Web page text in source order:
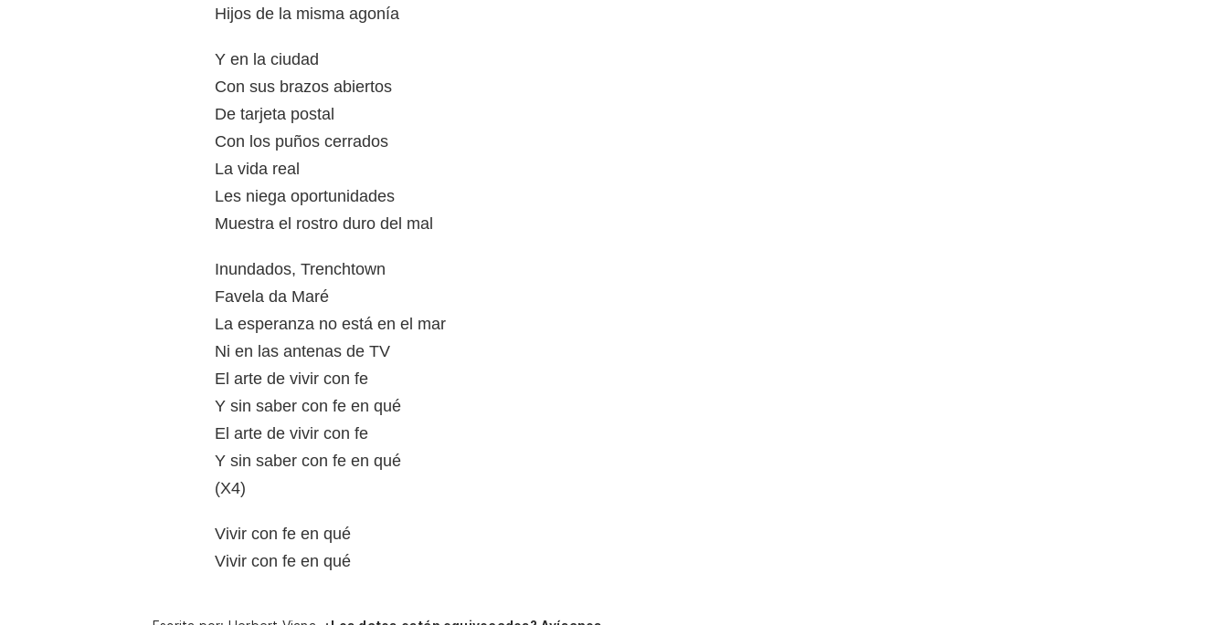
Hijos de la misma agonía
Y en la ciudad
Con sus brazos abiertos
De tarjeta postal
Con los puños cerrados
La vida real
Les niega oportunidades
Muestra el rostro duro del mal
Inundados, Trenchtown
Favela da Maré
La esperanza no está en el mar
Ni en las antenas de TV
El arte de vivir con fe
Y sin saber con fe en qué
El arte de vivir con fe
Y sin saber con fe en qué
(X4)
Vivir con fe en qué
Vivir con fe en qué